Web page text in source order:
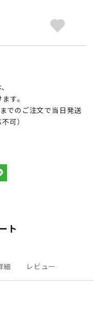
す。
でのご注文で当日発送
可）
ト
細 レビュー